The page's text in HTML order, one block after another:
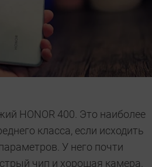
HONOR 400. Это наиболее
класса, если исходить
У него почти
чип и хорошая камера.